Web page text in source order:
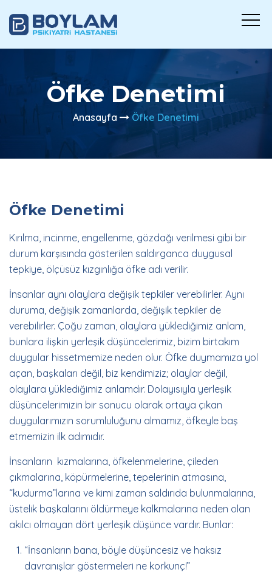
Öfke Denetimi
Anasayfa Öfke Denetimi
Öfke Denetimi
Kırılma, incinme, engellenme, gözdağı verilmesi gibi bir
durum karşısında gösterilen saldırganca duygusal
tepkiye, ölçüsüz kızgınlığa öfke adı verilir.
İnsanlar aynı olaylara değişik tepkiler verebilirler. Aynı
duruma, değişik zamanlarda, değişik tepkiler de
verebilirler. Çoğu zaman, olaylara yüklediğimiz anlam,
bunlara ilişkin yerleşik düşüncelerimiz, bizim birtakım
duygular hissetmemize neden olur. Öfke duymamıza yol
açan, başkaları değil, biz kendimiziz; olaylar değil,
olaylara yüklediğimiz anlamdır. Dolayısıyla yerleşik
düşüncelerimizin bir sonucu olarak ortaya çıkan
duygularımızın sorumluluğunu almamız, öfkeyle baş
etmemizin ilk adımıdır.
İnsanların kızmalarına, öfkelenmelerine, çileden
çıkmalarına, köpürmelerine, tepelerinin atmasına,
“kudurma”larına ve kimi zaman saldırıda bulunmalarına,
üstelik başkalarını öldürmeye kalkmalarına neden olan
akılcı olmayan dört yerleşik düşünce vardır. Bunlar:
“İnsanların bana, böyle düşüncesiz ve haksız
davranışlar göstermeleri ne korkunç!”